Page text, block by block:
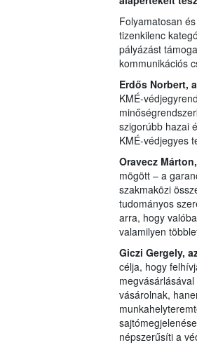
Folyamatosan
tizenkilenc
pályázást
kommunikációs
Erdős Norbert,
KMÉ-
szigorúbb hazai
KMÉ-védjegyes
Oravecz
mögött – a
szakmaközi
tudományos
arra, hogy
valamilyen
Giczi Gergely,
célja, hogy
vásárolnak,
népszerűsíti a